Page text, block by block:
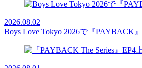
2026.08.02
Boys Love Tokyo 2026で『PAYBACK